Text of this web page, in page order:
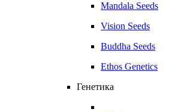
Mandala Seeds
Vision Seeds
Buddha Seeds
Ethos Genetics
Генетика